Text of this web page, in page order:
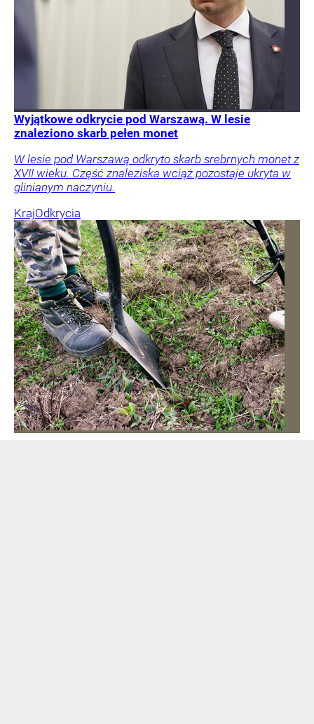
Wyjątkowe odkrycie pod Warszawą. W lesie
znaleziono skarb pełen monet
W lesie pod Warszawą odkryto skarb srebrnych monet z
XVII wieku. Część znaleziska wciąż pozostaje ukryta w
glinianym naczyniu.
KrajOdkrycia